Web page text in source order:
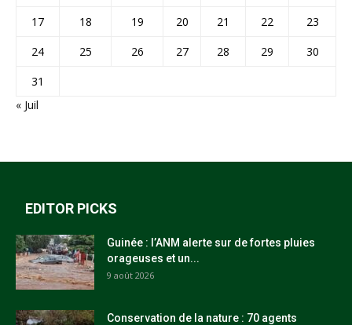
17
18 19 20 21 22
23
24
25 26 27 28 29
30
31
« Juil
EDITOR PICKS
Guinée : l’ANM alerte sur de fortes pluies
orageuses et un...
9 août 2026
Conservation de la nature : 70 agents